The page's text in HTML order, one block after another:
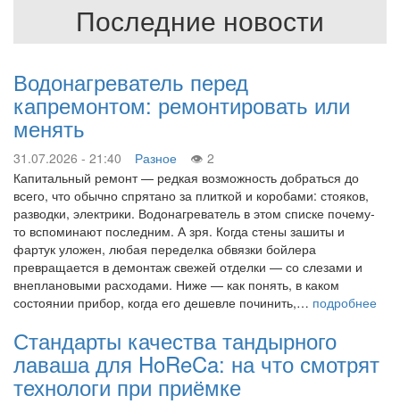
Последние новости
Водонагреватель перед
капремонтом: ремонтировать или
менять
31.07.2026 - 21:40 Разное
2
Капитальный ремонт — редкая возможность добраться до
всего, что обычно спрятано за плиткой и коробами: стояков,
разводки, электрики. Водонагреватель в этом списке почему-
то вспоминают последним. А зря. Когда стены зашиты и
фартук уложен, любая переделка обвязки бойлера
превращается в демонтаж свежей отделки — со слезами и
внеплановыми расходами. Ниже — как понять, в каком
состоянии прибор, когда его дешевле починить,… подробнее
Стандарты качества тандырного
лаваша для HoReCa: на что смотрят
технологи при приёмке